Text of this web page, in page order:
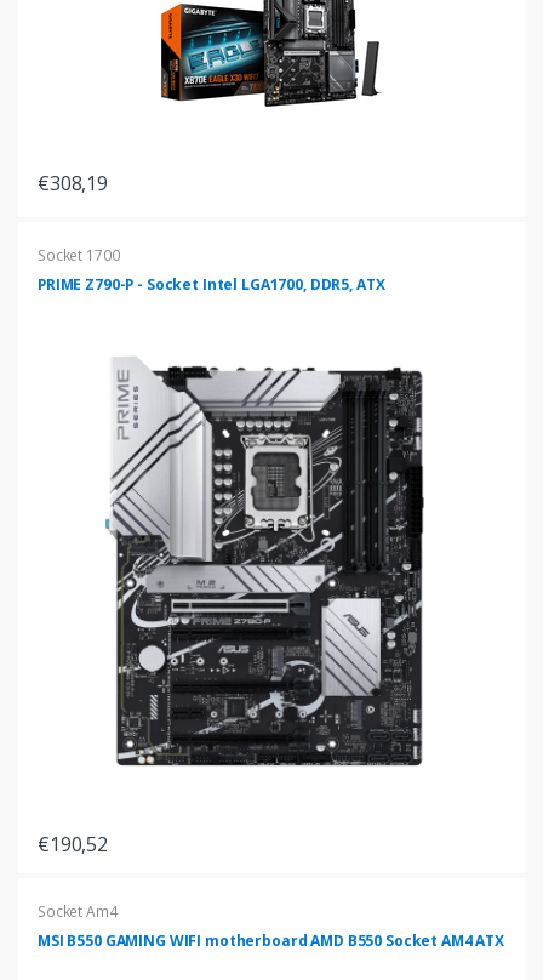
€308,19
Socket 1700
PRIME Z790-P - Socket Intel LGA1700, DDR5, ATX
€190,52
Socket Am4
MSI B550 GAMING WIFI motherboard AMD B550 Socket AM4 ATX